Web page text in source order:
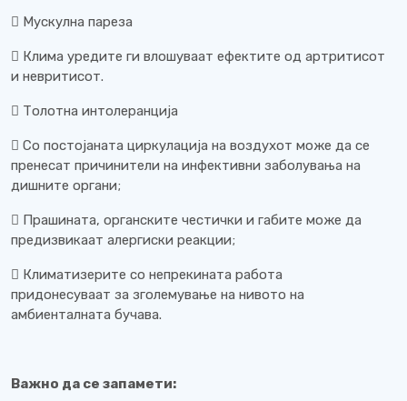
 Мускулна пареза
 Клима уредите ги влошуваат ефектите од артритисот
и невритисот.
 Толотна интолеранција
 Со постојаната циркулација на воздухот може да се
пренесат причинители на инфективни заболувања на
дишните органи;
 Прашината, органските честички и габите може да
предизвикаат алергиски реакции;
 Климатизерите со непрекината работа
придонесуваат за зголемување на нивото на
амбиенталната бучава.
Важно да се запамети: